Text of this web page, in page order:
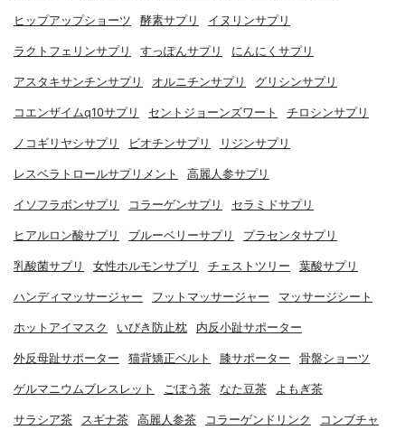
ヒップアップショーツ 酵素サプリ イヌリンサプリ
ラクトフェリンサプリ すっぽんサプリ にんにくサプリ
アスタキサンチンサプリ オルニチンサプリ グリシンサプリ
コエンザイムq10サプリ セントジョーンズワート チロシンサプリ
ノコギリヤシサプリ ビオチンサプリ リジンサプリ
レスベラトロールサプリメント 高麗人参サプリ
イソフラボンサプリ コラーゲンサプリ セラミドサプリ
ヒアルロン酸サプリ ブルーベリーサプリ プラセンタサプリ
乳酸菌サプリ 女性ホルモンサプリ チェストツリー 葉酸サプリ
ハンディマッサージャー フットマッサージャー マッサージシート
ホットアイマスク いびき防止枕 内反小趾サポーター
外反母趾サポーター 猫背矯正ベルト 膝サポーター 骨盤ショーツ
ゲルマニウムブレスレット ごぼう茶 なた豆茶 よもぎ茶
サラシア茶 スギナ茶 高麗人参茶 コラーゲンドリンク コンブチャ